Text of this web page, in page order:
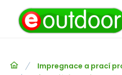
Impregnace a prací